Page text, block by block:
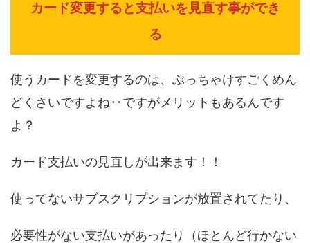
カード変更すると支払いを見直す事ができ
る
使うカードを変更するのは、ぶっちゃけすごくめん
どくさいですよね‥ですがメリットもあるんです
よ？
カード支払いの見直しが出来ます！！
使ってないサブスクリプションが放置されてたり、
必要性がない支払いがあったり（ほとんど行かない